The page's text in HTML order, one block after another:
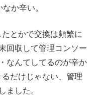
か辛い。
とかで交換は頻繁に
回収して管理コンソー
なんてしてるのが辛か
だけじゃない、管理
した。